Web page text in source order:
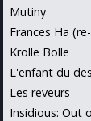
Mutiny
Frances Ha
Krolle Bolle
L'enfant du
Les reveurs
Insidious: Out